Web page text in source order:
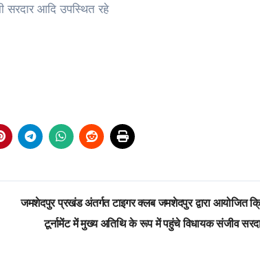
सरदार आदि उपस्थित रहे
जमशेदपुर प्रखंड अंतर्गत टाइगर क्लब जमशेदपुर द्वारा आयोजित
टूर्नामेंट में मुख्य अतिथि के रूप में पहुंचे विधायक संजीव